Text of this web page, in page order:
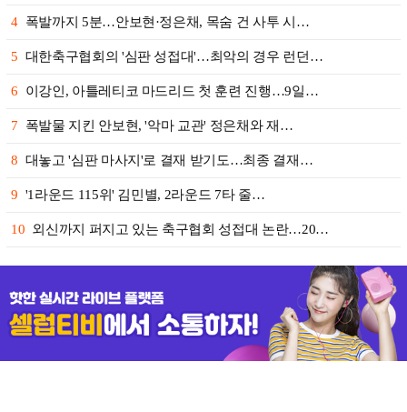
4 폭발까지 5분…안보현·정은채, 목숨 건 사투 시…
5 대한축구협회의 '심판 성접대'…최악의 경우 런던…
6 이강인, 아틀레티코 마드리드 첫 훈련 진행…9일…
7 폭발물 지킨 안보현, '악마 교관' 정은채와 재…
8 대놓고 '심판 마사지'로 결재 받기도…최종 결재…
9 '1라운드 115위' 김민별, 2라운드 7타 줄…
10 외신까지 퍼지고 있는 축구협회 성접대 논란…20…